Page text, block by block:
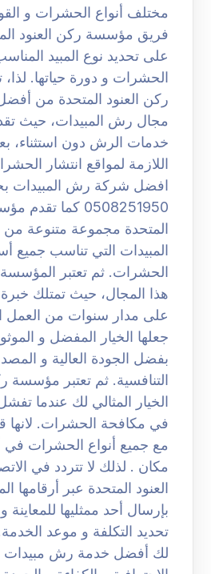
مختلف أنواع الحشرات و
فريق مؤسسة ركن العنود
على تحديد نوع المبيد
الحشرات و دورة حياتها.
ركن العنود المتحدة من
مجال رش المبيدات، حيث
خدمات الرش دون استثناء،
اللازمة لمواقع انتشار
افضل شركة رش المبيدات
0508251950 كما
المتحدة مجموعة متنوعة من
المبيدات التي تناسب جميع
الحشرات. ثم تعتبر
هذا المجال، حيث تمتلك خبرة
على مدار سنوات من العمل
جعلها الخيار المفضل و
بفضل الجودة العالية و
التنافسية. ثم تعتبر مؤسسة
الخيار المثالي لك عندما
في مكافحة الحشرات. لانها
مع جميع أنواع الحشرات
مكان . لذلك لا تتردد في
العنود المتحدة عبر أرقامها
بإرسال أحد ممثليها للمعاينة
تحديد التكلفة و موعد
لك أفضل خدمة رش مبيدات